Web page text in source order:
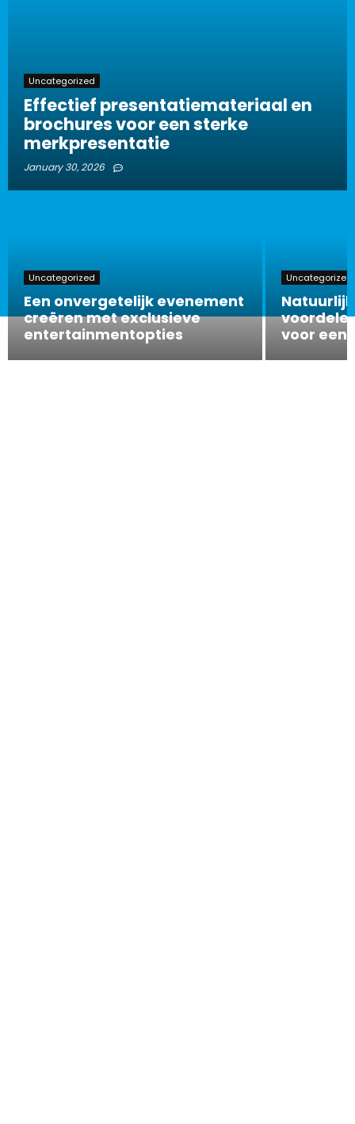
Uncategorized
Effectief presentatiemateriaal en
brochures voor een sterke
merkpresentatie
January 30, 2026
Uncategorized
Een onvergetelijk evenement
creëren met exclusieve
entertainmentopties
Uncategorized
voor een